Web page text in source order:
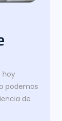
hoy
podemos
de